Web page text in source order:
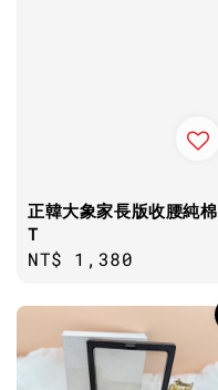
正韓大象家長版收腰純棉
T
Regular
NT$ 1,380